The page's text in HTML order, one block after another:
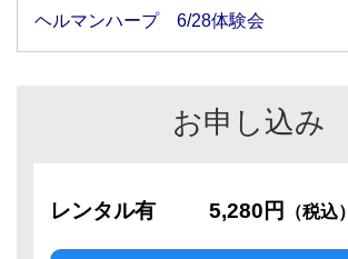
ヘルマンハープ 6/28体験会
お申し込み
レンタル有 5,280円 （税込）